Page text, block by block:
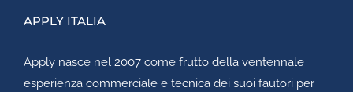
APPLY ITALIA
Apply nasce nel 2007 come frutto della ventennale
esperienza commerciale e tecnica dei suoi fautori per